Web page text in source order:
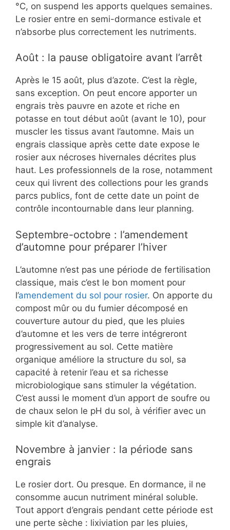
°C, on suspend les apports quelques semaines.
Le rosier entre en semi-dormance estivale et
n’absorbe plus correctement les nutriments.
Août : la pause obligatoire avant l’arrêt
Après le 15 août, plus d’azote. C’est la règle,
sans exception. On peut encore apporter un
engrais très pauvre en azote et riche en
potasse en tout début août (avant le 10), pour
muscler les tissus avant l’automne. Mais un
engrais classique après cette date expose le
rosier aux nécroses hivernales décrites plus
haut. Les professionnels de la rose, notamment
ceux qui livrent des collections pour les grands
parcs publics, font de cette date un point de
contrôle incontournable dans leur planning.
Septembre-octobre : l’amendement
d’automne pour préparer l’hiver
L’automne n’est pas une période de fertilisation
classique, mais c’est le bon moment pour
l’amendement du sol pour rosier. On apporte du
compost mûr ou du fumier décomposé en
couverture autour du pied, que les pluies
d’automne et les vers de terre intégreront
progressivement au sol. Cette matière
organique améliore la structure du sol, sa
capacité à retenir l’eau et sa richesse
microbiologique sans stimuler la végétation.
C’est aussi le moment d’un apport de soufre ou
de chaux selon le pH du sol, à vérifier avec un
simple kit d’analyse.
Novembre à janvier : la période sans
engrais
Le rosier dort. Ou presque. En dormance, il ne
consomme aucun nutriment minéral soluble.
Tout apport d’engrais pendant cette période est
une perte sèche : lixiviation par les pluies,